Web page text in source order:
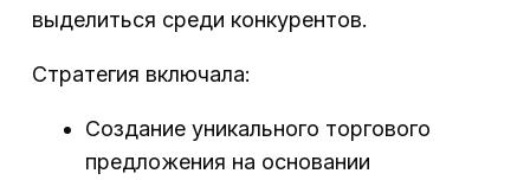
выделиться среди конкурентов.
Стратегия включала:
Создание уникального торгового
предложения на основании